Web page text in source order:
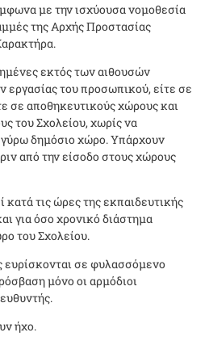
με την ισχύουσα νομοθεσία
της Αρχής Προστασίας
εκτός των αιθουσών
εργασίας του προσωπικού, είτε σε
σε αποθηκευτικούς χώρους και
του Σχολείου, χωρίς να
δημόσιο χώρο. Υπάρχουν
από την είσοδο στους χώρους
τις ώρες της εκπαιδευτικής
για όσο χρονικό διάστημα
του Σχολείου.
ευρίσκονται σε φυλασσόμενο
μόνο οι αρμόδιοι
ήχο.